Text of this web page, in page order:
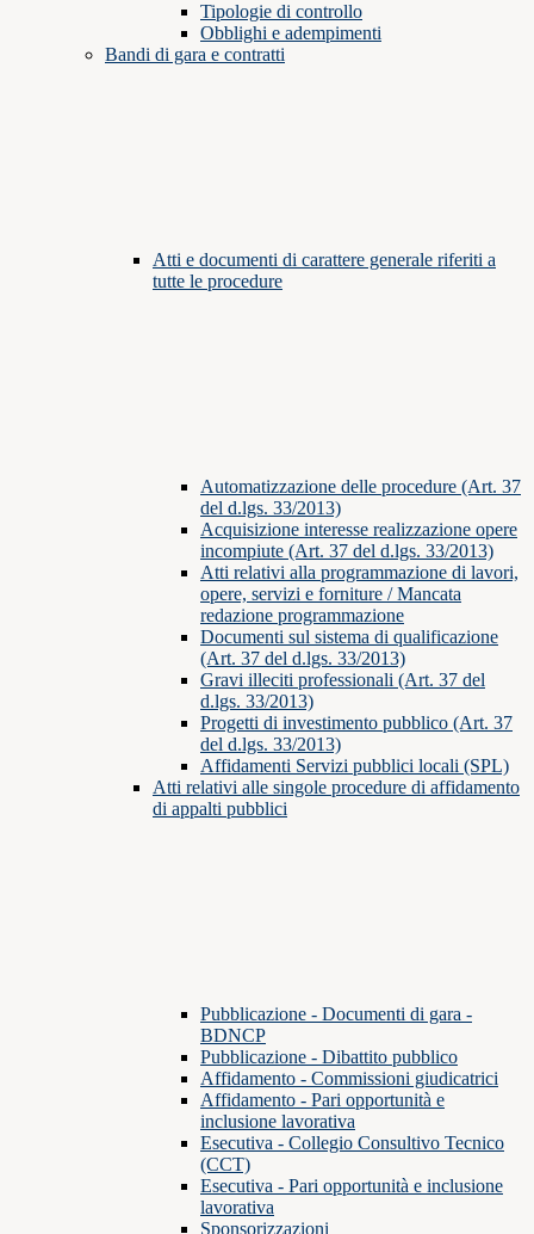
Tipologie di controllo
Obblighi e adempimenti
Bandi di gara e contratti
Atti e documenti di carattere generale riferiti a
tutte le procedure
Automatizzazione delle procedure (Art. 37
del d.lgs. 33/2013)
Acquisizione interesse realizzazione opere
incompiute (Art. 37 del d.lgs. 33/2013)
Atti relativi alla programmazione di lavori,
opere, servizi e forniture / Mancata
redazione programmazione
Documenti sul sistema di qualificazione
(Art. 37 del d.lgs. 33/2013)
Gravi illeciti professionali (Art. 37 del
d.lgs. 33/2013)
Progetti di investimento pubblico (Art. 37
del d.lgs. 33/2013)
Affidamenti Servizi pubblici locali (SPL)
Atti relativi alle singole procedure di affidamento
di appalti pubblici
Pubblicazione - Documenti di gara -
BDNCP
Pubblicazione - Dibattito pubblico
Affidamento - Commissioni giudicatrici
Affidamento - Pari opportunità e
inclusione lavorativa
Esecutiva - Collegio Consultivo Tecnico
(CCT)
Esecutiva - Pari opportunità e inclusione
lavorativa
Sponsorizzazioni